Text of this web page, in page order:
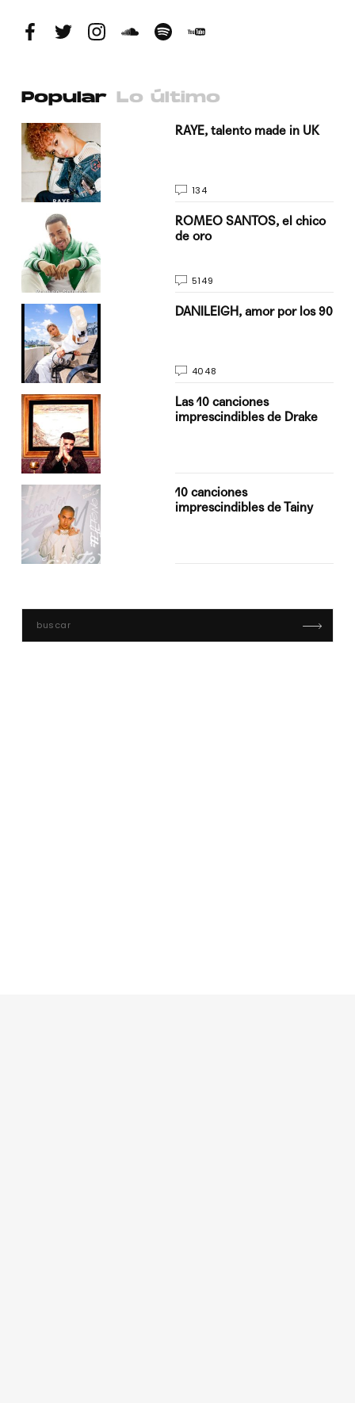
Popular Lo último
RAYE, talento made in UK
134
ROMEO SANTOS, el chico
de oro
5149
DANILEIGH, amor por los 90
4048
Las 10 canciones
imprescindibles de Drake
10 canciones
imprescindibles de Tainy